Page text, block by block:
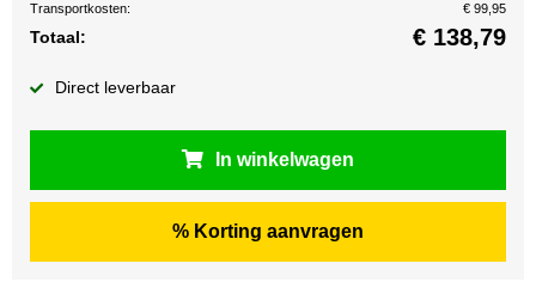
Transportkosten:
€ 99,95
Totaal: € 138,79
Direct leverbaar
In winkelwagen
% Korting aanvragen